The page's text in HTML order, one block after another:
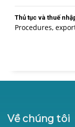
Thủ tục và thuế
Procedures,
Về chúng tôi